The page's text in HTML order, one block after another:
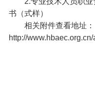
书（式样）
相关附件查看地址：
http://